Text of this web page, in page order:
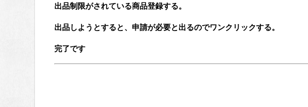
出品制限がされている商品登録する。
出品しようとすると、申請が必要と出るのでワンクリックする。
完了です